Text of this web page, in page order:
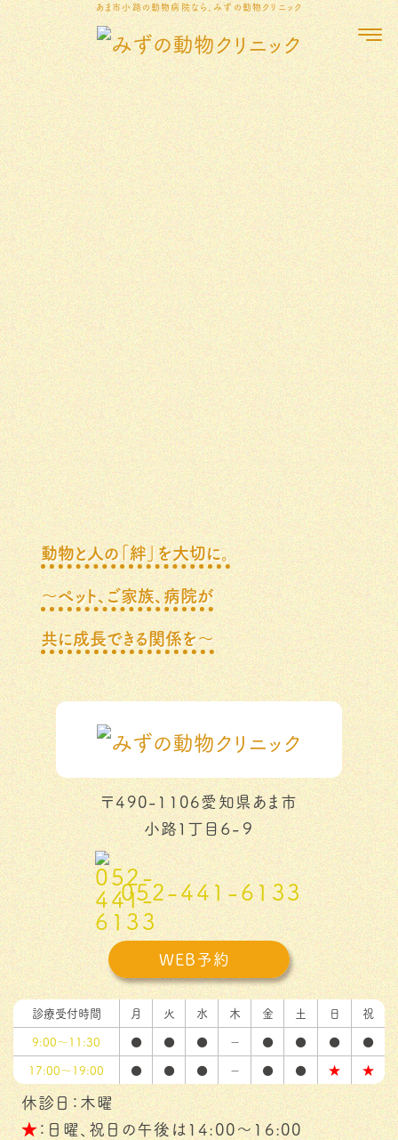
あま市小路の動物病院なら、みずの動物クリニック
動物と人の「絆」を大切に。
～ペット、ご家族、病院が
共に成長できる関係を～
〒490-1106愛知県あま市
小路１丁目６-９
052-441-6133
WEB予約
診療受付時間 月 火 水 木 金 土 日
祝
9:00～11:30
● ● ● － ● ● ●
●
17:00～19:00
● ● ● － ● ● ★ ★
休診日：木曜
★：日曜、祝日の午後は14:00～16:00